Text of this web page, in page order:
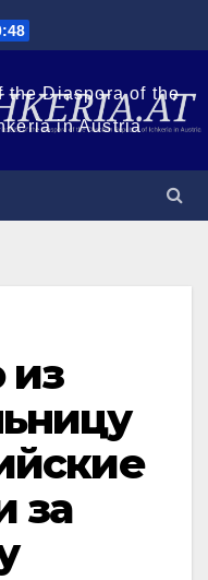
the Diaspora of the
in Austria
за